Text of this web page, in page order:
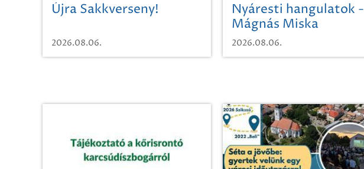
Újra Sakkverseny!
2026.08.06.
Nyáresti hangulatok -
Mágnás Miska
2026.08.06.